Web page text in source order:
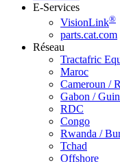
E-Services
VisionLink®
parts.cat.com
Réseau
Tractafric
Maroc
Cameroun /
Gabon /
RDC
Congo
Rwanda /
Tchad
Offshore